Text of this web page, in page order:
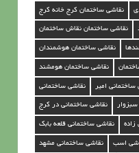
نقاشی ساختمان کرج خانه کرج
نقاشی ساختمان نقاش ساختمان
نقاشی ساختمان هوشمندان
نقاشی ساختمان هومشند
نقاشی ساختمانی ساختمانی امیر
نقاشی ساختمانی در کرج
نقاشی ساختمانی قلعه بابک زاده
نقاشی ساختمانی مشهد اسب